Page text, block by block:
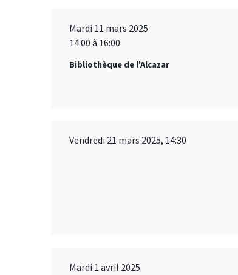
Mardi 11 mars 2025
14:00 à 16:00
Bibliothèque de l'Alcazar
Vendredi 21 mars 2025, 14:30
Mardi 1 avril 2025